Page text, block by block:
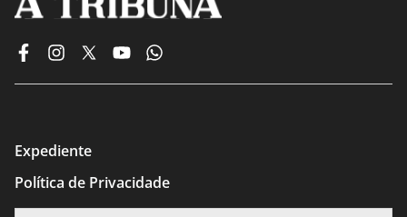
Expediente
Política de Privacidade